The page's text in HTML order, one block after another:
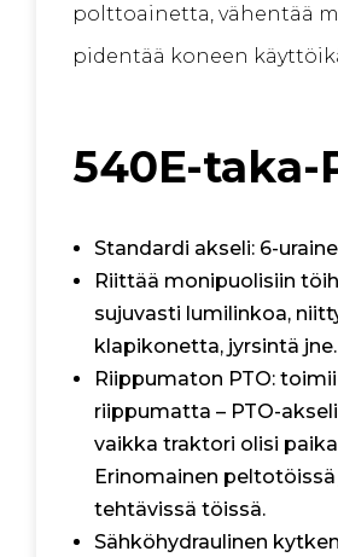
polttoainetta, vähentää
pidentää koneen
540E-taka-
Standardi akseli: 6-
Riittää monipuolisiin
sujuvasti lumilinkoa,
klapikonetta, jyrsintä jne.
Riippumaton PTO:
riippumatta – PTO-
vaikka traktori olisi
Erinomainen
tehtävissä töissä.
Sähköhydraulinen